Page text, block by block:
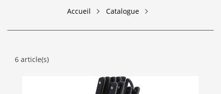
Accueil Catalogue
6 article(s)